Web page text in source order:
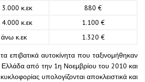
κ.εκ
880 €
κ.εκ
1.100 €
κ.εκ
1.320 €
επιβατικά αυτοκίνητα που ταξινομήθηκαν
από την 1η Νοεμβρίου του 2010 και
υπολογίζονται αποκλειστικά και